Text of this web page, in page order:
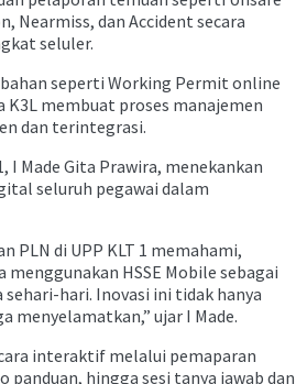
Nearmiss, dan Accident secara
seluler.
seperti Working Permit online
K3L membuat proses manajemen
dan terintegrasi.
I Made Gita Prawira, menekankan
seluruh pegawai dalam
PLN di UPP KLT 1 memahami,
menggunakan HSSE Mobile sebagai
sehari-hari. Inovasi ini tidak hanya
menyelamatkan,” ujar I Made.
interaktif melalui pemaparan
panduan, hingga sesi tanya jawab dan